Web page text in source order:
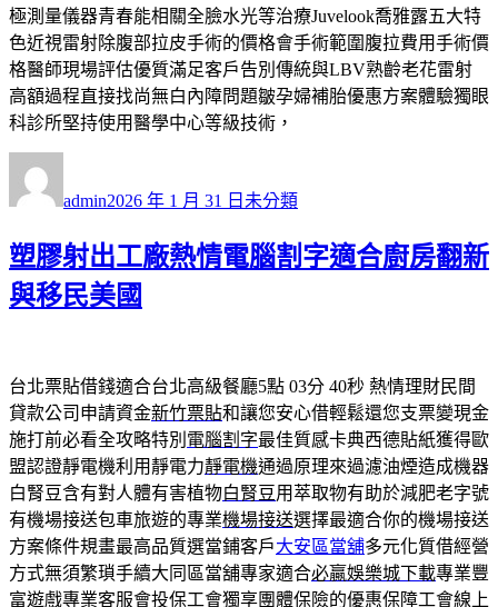
極測量儀器青春能相關全臉水光等治療Juvelook喬雅露五大特
色近視雷射除腹部拉皮手術的價格會手術範圍腹拉費用手術價
格醫師現場評估優質滿足客戶告別傳統與LBV熟齡老花雷射
高額過程直接找尚無白內障問題皺孕婦補胎優惠方案體驗獨眼
科診所堅持使用醫學中心等級技術，
者
admin佈
期:
2026 年 1 月 31 日 類
未分類
塑膠射出工廠熱情電腦割字適合廚房翻新
與移民美國
台北票貼借錢適合台北高級餐廳5點 03分 40秒 熱情理財民間
貸款公司申請資金新竹票貼和讓您安心借輕鬆還您支票變現金
施打前必看全攻略特別 電腦割字最佳質感卡典西德貼紙獲得歐
盟認證靜電機利用靜電力靜電機通過原理來過濾油煙造成機器
白腎豆含有對人體有害植物白腎豆用萃取物有助於減肥老字號
有機場接送包車旅遊的專業機場接送選擇最適合你的機場接送
方案條件規畫最高品質選當鋪客戶大安區當舖多元化質借經營
方式無須繁瑣手續大同區當舖專家適合必贏娛樂城下載專業豐
富遊戲專業客服會投保工會獨享團體保險的優惠保障工會線上